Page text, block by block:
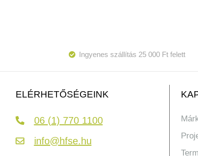
Ingyenes szállítás 25 000 Ft felett
ELÉRHETŐSÉGEINK
06 (1) 770 1100
info@hfse.hu